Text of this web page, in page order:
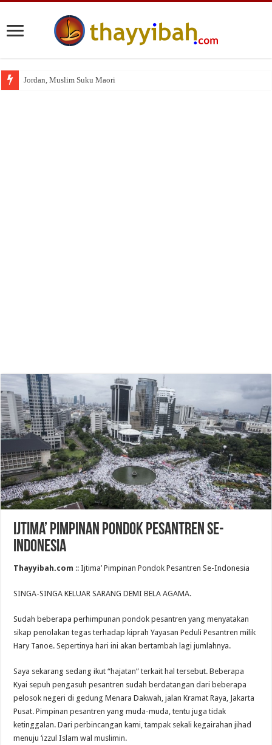
Jordan, Muslim Suku Maori
Ijtima’ Pimpinan Pondok Pesantren Se-
Indonesia
Thayyibah.com :: Ijtima’ Pimpinan Pondok Pesantren Se-Indonesia
SINGA-SINGA KELUAR SARANG DEMI BELA AGAMA.
Sudah beberapa perhimpunan pondok pesantren yang menyatakan
sikap penolakan tegas terhadap kiprah Yayasan Peduli Pesantren milik
Hary Tanoe. Sepertinya hari ini akan bertambah lagi jumlahnya.
Saya sekarang sedang ikut “hajatan” terkait hal tersebut. Beberapa
Kyai sepuh pengasuh pesantren sudah berdatangan dari beberapa
pelosok negeri di gedung Menara Dakwah, jalan Kramat Raya, Jakarta
Pusat. Pimpinan pesantren yang muda-muda, tentu juga tidak
ketinggalan. Dari perbincangan kami, tampak sekali kegairahan jihad
menuju ‘izzul Islam wal muslimin.